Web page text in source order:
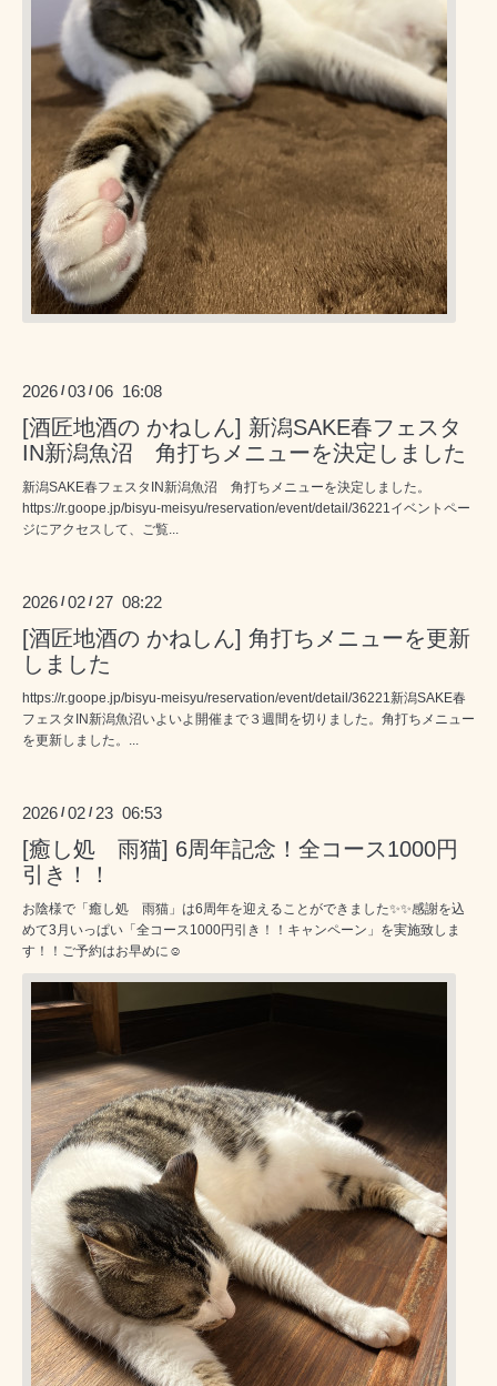
2026 /03 /06 16:08
[酒匠地酒の かねしん] 新潟SAKE春フェスタ
IN新潟魚沼 角打ちメニューを決定しました
新潟SAKE春フェスタIN新潟魚沼 角打ちメニューを決定しました。
https://r.goope.jp/bisyu-meisyu/reservation/event/detail/36221イベントペー
ジにアクセスして、ご覧...
2026 /02 / 27 08:22
[酒匠地酒の かねしん] 角打ちメニューを更新
しました
https://r.goope.jp/bisyu-meisyu/reservation/event/detail/36221新潟SAKE春
フェスタIN新潟魚沼いよいよ開催まで３週間を切りました。角打ちメニュー
を更新しました。...
2026 /02 / 23 06:53
[癒し処 雨猫] 6周年記念！全コース1000円
引き！！
お陰様で「癒し処 雨猫」は6周年を迎えることができました✨✨感謝を込
めて3月いっぱい「全コース1000円引き！！キャンペーン」を実施致しま
す！！ご予約はお早めに☺️